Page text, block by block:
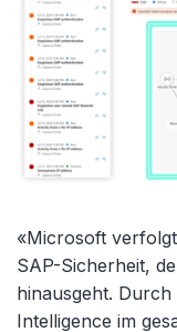
«Microsoft
SAP-Sicherheit,
hinausgeht.
Intelligence im